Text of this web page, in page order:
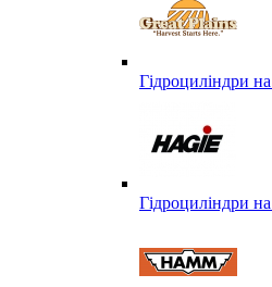
Гідроциліндри
Гідроциліндри